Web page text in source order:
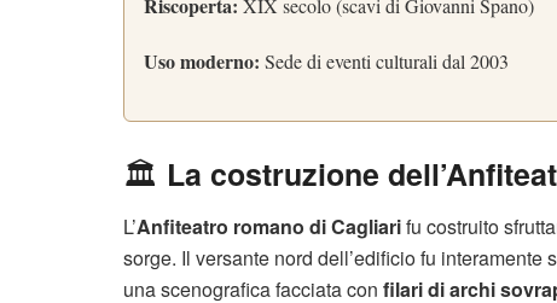
Riscoperta: XIX secolo (scavi di Giovanni Spano)
Uso moderno: Sede di eventi culturali dal 2003
🏛️ La costruzione
L’Anfiteatro romano di Cagliarifu costruito
sorge. Il versante nord dell’edificio fu
una scenografica facciata con filari di archi